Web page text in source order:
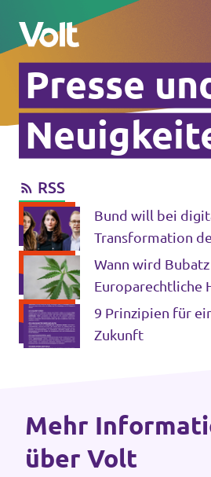
Volt in Deutschland
Volt in deinem Bundesland
Volt Deutschland
Programm
Über Volt
Menschen
Neuigkeiten
Deine Spende für Volt!
Presse
RSS
Bund will bei
Transformation
Verwaltung sparen
Wann wird Bubatz
Europarechtliche
Legalisierung von
Deutschland
9 Prinzipien für
Zukunft
Mehr
über Volt